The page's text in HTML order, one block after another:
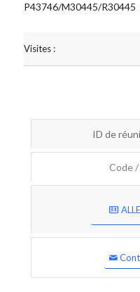
P43746/M30445/R30445
Visites :
ID de
Code